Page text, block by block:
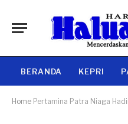
BERANDA KEPRI
Home Pertamina Patra Niaga Hadirkan Layanan PDS BBM